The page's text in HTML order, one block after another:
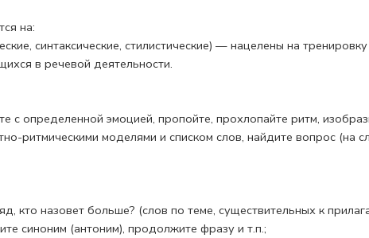
на:
синтаксические, стилистические) — нацелены на
в речевой деятельности.
с опреде­ленной эмоцией, пропойте, прохлопайте ритм,
ритмическими моделями и списком слов, найдите вопрос (на
кто назовет больше? (слов по теме, существительных к
синоним (антоним), про­должите фразу и т.п.;